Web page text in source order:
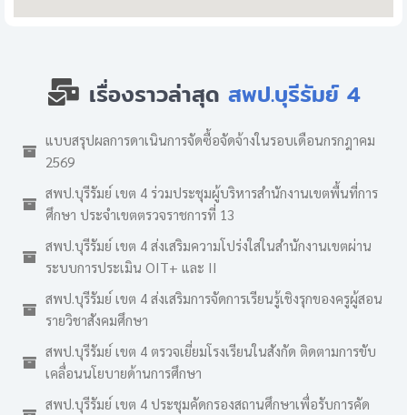
เรื่องราวล่าสุด สพป.บุรีรัมย์ 4
แบบสรุปผลการดาเนินการจัดซื้อจัดจ้างในรอบเดือนกรกฎาคม
2569
สพป.บุรีรัมย์ เขต 4 ร่วมประชุมผู้บริหารสำนักงานเขตพื้นที่การ
ศึกษา ประจำเขตตรวจราชการที่ 13
สพป.บุรีรัมย์ เขต 4 ส่งเสริมความโปร่งใสในสำนักงานเขตผ่าน
ระบบการประเมิน OIT+ และ II
สพป.บุรีรัมย์ เขต 4 ส่งเสริมการจัดการเรียนรู้เชิงรุกของครูผู้สอน
รายวิชาสังคมศึกษา
สพป.บุรีรัมย์ เขต 4 ตรวจเยี่ยมโรงเรียนในสังกัด ติดตามการขับ
เคลื่อนนโยบายด้านการศึกษา
สพป.บุรีรัมย์ เขต 4 ประชุมคัดกรองสถานศึกษาเพื่อรับการคัด